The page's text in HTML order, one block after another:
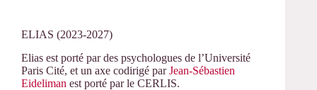
ELIAS (2023-2027)
Elias est porté par des psychologues de l’Université
Paris Cité, et un axe codirigé parJean-Sébastien
Eideliman est porté par le CERLIS.